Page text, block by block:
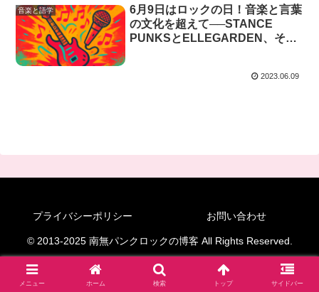
音楽と語学
6月9日はロックの日！音楽と言葉
の文化を超えて──STANCE
PUNKSとELLEGARDEN、そし
2023.06.09
プライバシーポリシー お問い合わせ
© 2013-2025 南無パンクロックの博客 All Rights Reserved.
メニュー ホーム 検索 トップ サイドバー